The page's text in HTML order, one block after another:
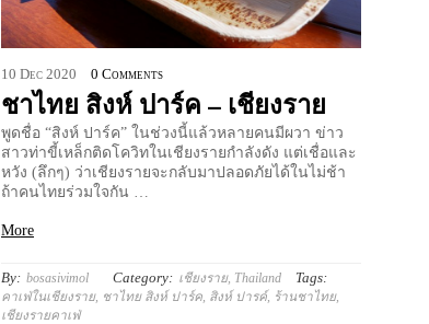
10 Dec 2020 0 Comments
ชาไทย สิงห์ ปาร์ค – เชียงราย
พูดชื่อ “สิงห์ ปาร์ค” ในช่วงนี้แล้วหลายคนมีผวา ข่าว
สาวท่าขี้เหล็กติดโควิทในเชียงรายกำลังดัง แต่เชื่อและ
หวัง (ลึกๆ) ว่าเชียงรายจะกลับมาปลอดภัยได้ในไม่ช้า
ถ้าคนไทยร่วมใจกัน …
More
By: bosasivimol Category: เชียงราย, Thailand Tags:
คาเฟ่ในเชียงราย, ชาไทย สิงห์ ปาร์ค สิงห์ ปารค์, ร้านชาไทย,
เชียงรายคาเฟ่